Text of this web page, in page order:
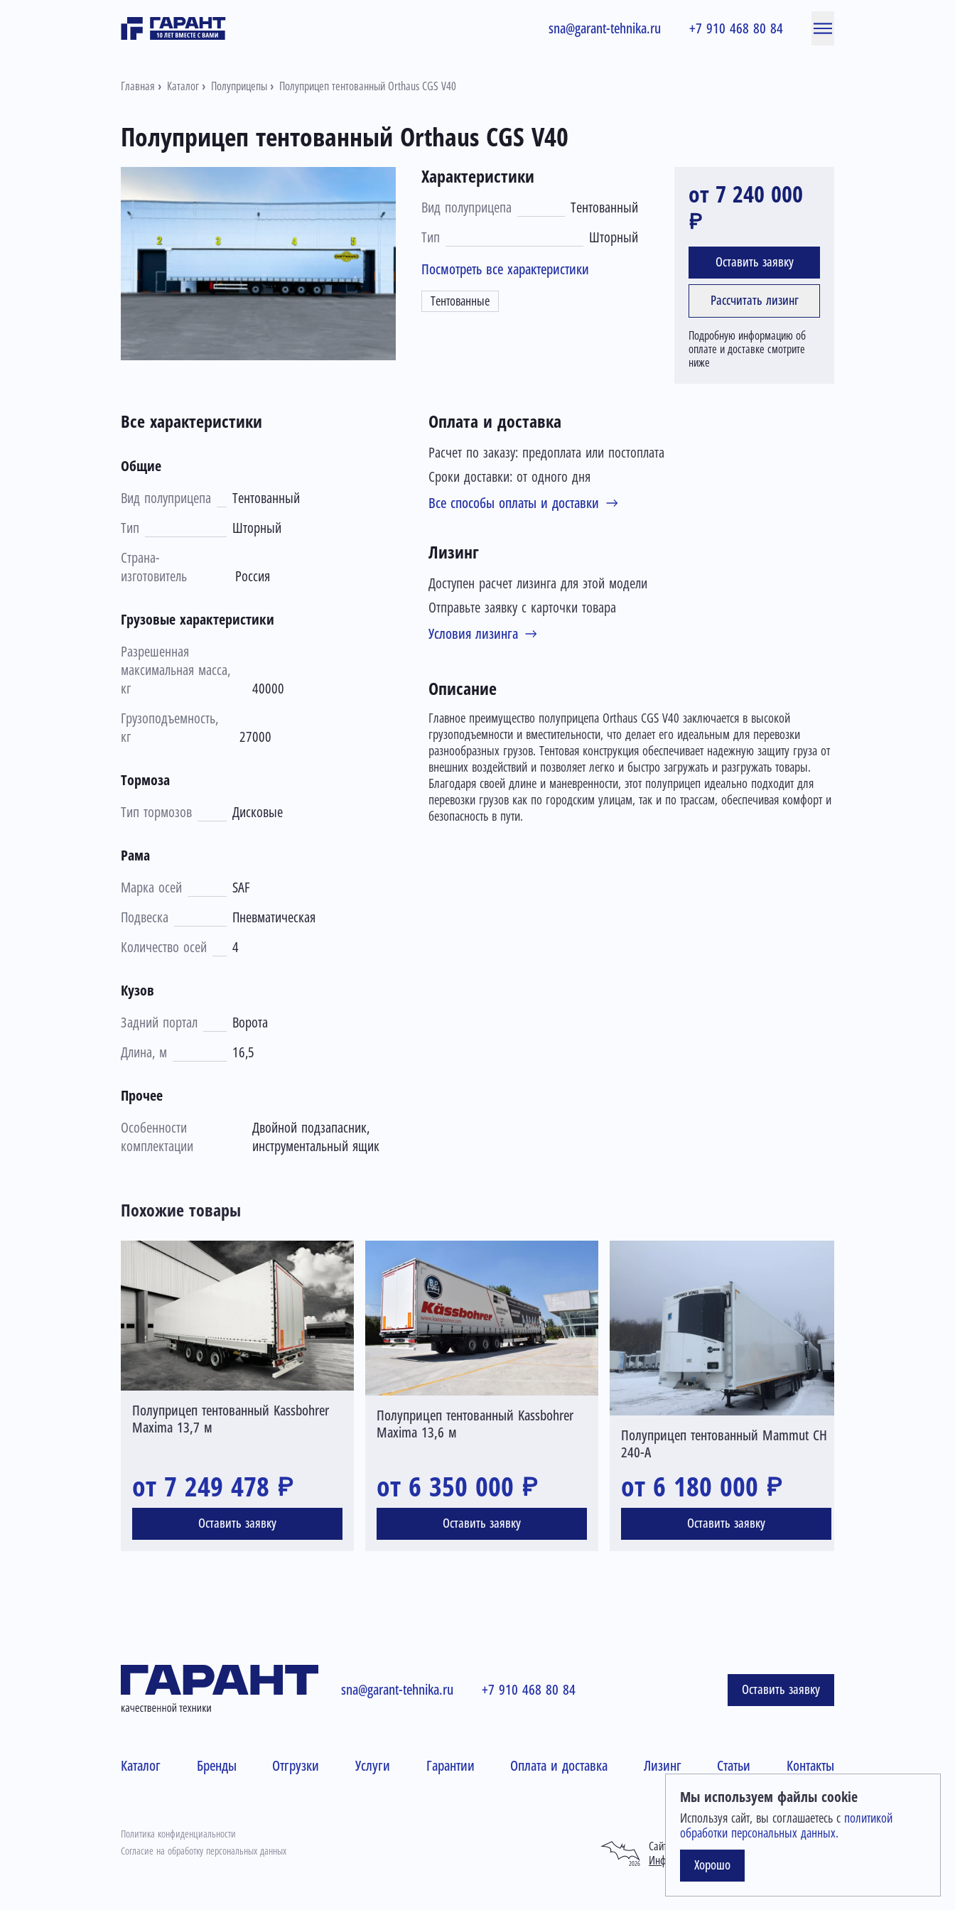
sna@garant-tehnika.ru +7 910 468 80 84
Главная Каталог Полуприцепы Полуприцеп тентованный Orthaus CGS V40
Полуприцеп тентованный Orthaus CGS V40
Характеристики
Вид полуприцепа
Тентованный
Тип
Шторный
Посмотреть все характеристики
Тентованные
от 7 240 000
₽
Оставить заявку
Рассчитать лизинг
Подробную информацию об
оплате и доставке смотрите
ниже
Все характеристики
Общие
Вид полуприцепа
Тентованный
Тип
Шторный
Страна-
изготовитель
Россия
Грузовые характеристики
Разрешенная
максимальная масса,
кг
40000
Грузоподъемность,
кг
27000
Тормоза
Тип тормозов Дисковые
Рама
Марка осей
SAF
Подвеска
Пневматическая
Количество осей
4
Кузов
Задний портал
Ворота
Длина, м
16,5
Прочее
Особенности
комплектации
Двойной подзапасник,
инструментальный ящик
Оплата и доставка
Расчет по заказу: предоплата или постоплата
Сроки доставки: от одного дня
Все способы оплаты и доставки
Лизинг
Доступен расчет лизинга для этой модели
Отправьте заявку с карточки товара
Условия лизинга
Описание
Главное преимущество полуприцепа Orthaus CGS V40 заключается в высокой
грузоподъемности и вместительности, что делает его идеальным для перевозки
разнообразных грузов. Тентовая конструкция обеспечивает надежную защиту груза от
внешних воздействий и позволяет легко и быстро загружать и разгружать товары.
Благодаря своей длине и маневренности, этот полуприцеп идеально подходит для
перевозки грузов как по городским улицам, так и по трассам, обеспечивая комфорт и
безопасность в пути.
Похожие товары
Полуприцеп тентованный Kassbohrer
Maxima 13,7 м
от 7 249 478 ₽
Оставить заявку
Полуприцеп тентованный Kassbohrer
Maxima 13,6 м
от 6 350 000 ₽
Оставить заявку
Полуприцеп тентованный Mammut CH
240-A
от 6 180 000 ₽
Оставить заявку
sna@garant-tehnika.ru +7 910 468 80 84 Оставить заявку
Каталог Бренды Отгрузки Услуги Гарантии Оплата и доставка Лизинг Статьи Контакты
Политика конфиденциальности
Согласие на обработку персональных данных
2026
Сайт разработан в
Информация о сайте
Мы используем файлы cookie
Используя сайт, вы соглашаетесь с политикой
обработки персональных данных.
Хорошо